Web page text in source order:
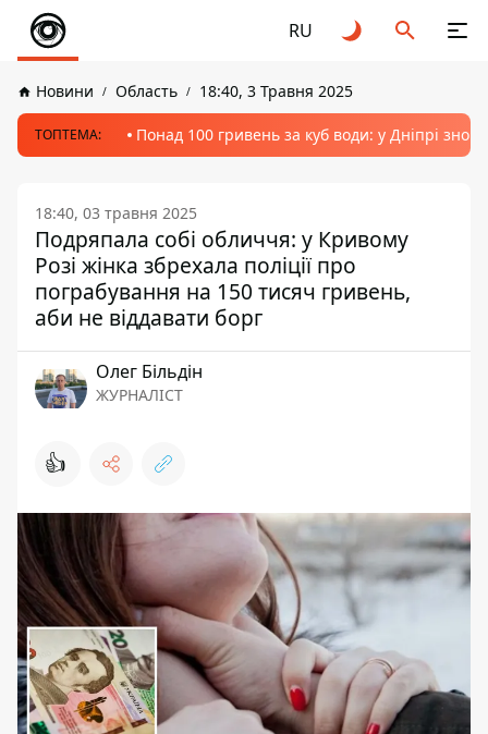
RU
Новини Область 18:40, 3 Травня 2025
ТОПТЕМА: Понад 100 гривень за куб води: у Дніпрі
18:40, 03 травня 2025
Подряпала собі обличчя: у Кривому
Розі жінка збрехала поліції про
пограбування на 150 тисяч гривень,
аби не віддавати борг
Олег Більдін
ЖУРНАЛІСТ
👍